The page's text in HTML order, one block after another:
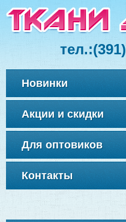
тел.:(391)
Новинки
Акции и скидки
Для оптовиков
Контакты